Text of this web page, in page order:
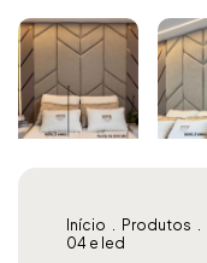
Início . Produtos .
04 e led